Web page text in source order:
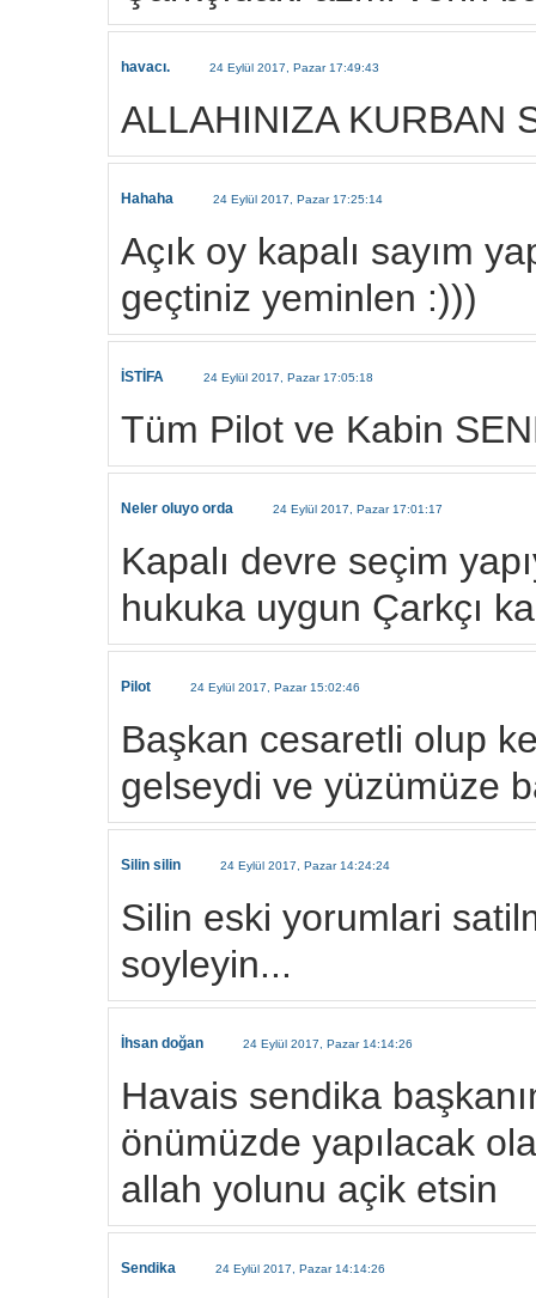
havacı. 24 Eylül 2017, Pazar 17:49:43
ALLAHINIZA KURBAN
Hahaha 24 Eylül 2017, Pazar 17:25:14
Açık oy kapalı sayım
geçtiniz yeminlen :)))
İSTİFA 24 Eylül 2017, Pazar 17:05:18
Tüm Pilot ve Kabin
Neler oluyo orda 24 Eylül 2017, Pazar 17:01:17
Kapalı devre seçim
hukuka uygun Çarkçı
Pilot 24 Eylül 2017, Pazar 15:02:46
Başkan cesaretli olup
gelseydi ve yüzümüze
Silin silin 24 Eylül 2017, Pazar 14:24:24
Silin eski yorumlari
soyleyin...
İhsan doğan 24 Eylül 2017, Pazar 14:14:26
Havais sendika
önümüzde yapılacak
allah yolunu açik etsin
Sendika 24 Eylül 2017, Pazar 14:14:26